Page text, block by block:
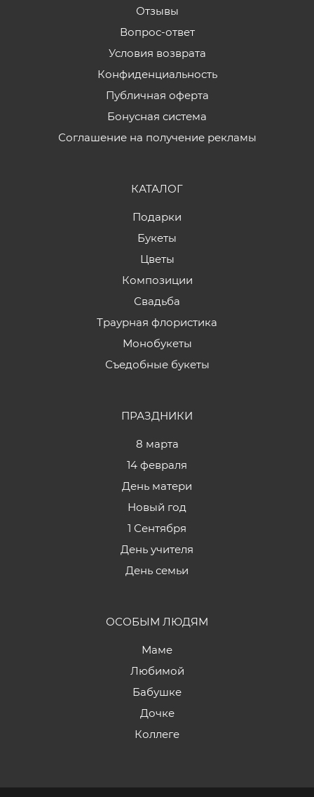
Отзывы
Вопрос-ответ
Условия возврата
Конфиденциальность
Публичная оферта
Бонусная система
Соглашение на получение рекламы
КАТАЛОГ
Подарки
Букеты
Цветы
Композиции
Свадьба
Траурная флористика
Монобукеты
Съедобные букеты
ПРАЗДНИКИ
8 марта
14 февраля
День матери
Новый год
1 Сентября
День учителя
День семьи
ОСОБЫМ ЛЮДЯМ
Маме
Любимой
Бабушке
Дочке
Коллеге